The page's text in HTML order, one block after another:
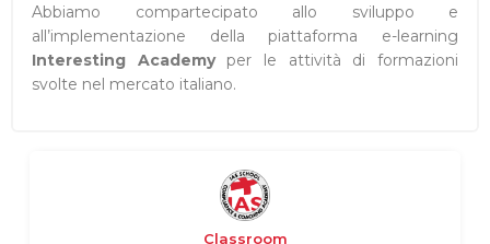
Abbiamo compartecipato allo sviluppo e
all’implementazione della piattaforma e-learning
Interesting Academyper le attività di formazioni
svolte nel mercato italiano.
Classroom